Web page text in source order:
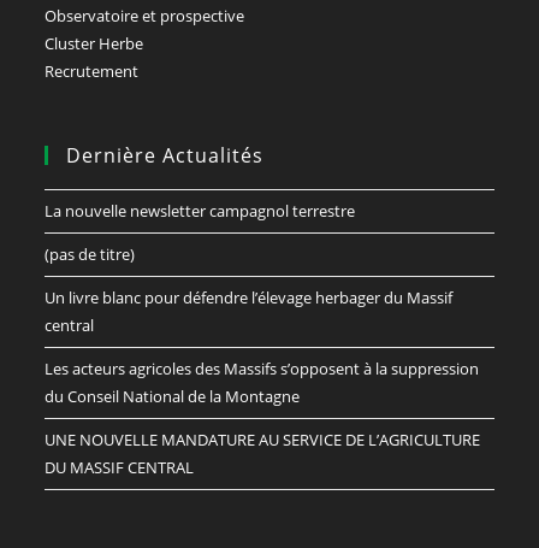
Observatoire et prospective
Cluster Herbe
Recrutement
Dernière Actualités
La nouvelle newsletter campagnol terrestre
(pas de titre)
Un livre blanc pour défendre l’élevage herbager du Massif
central
Les acteurs agricoles des Massifs s’opposent à la suppression
du Conseil National de la Montagne
UNE NOUVELLE MANDATURE AU SERVICE DE L’AGRICULTURE
DU MASSIF CENTRAL